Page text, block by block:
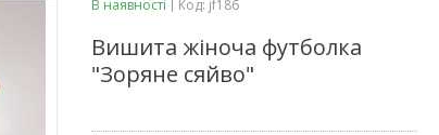
В наявності Код: jf186
Вишита жіноча футболка
"Зоряне сяйво"